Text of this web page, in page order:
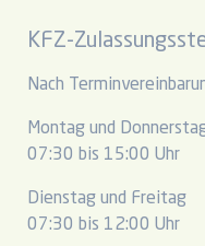
KFZ-
Nach
Montag und
07:30 bis 15:00 Uhr
Dienstag und Freitag
07:30 bis 12:00 Uhr